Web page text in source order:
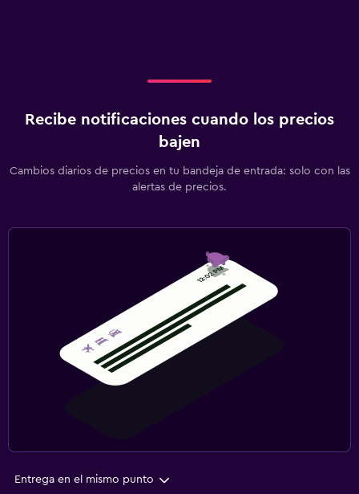
Recibe notificaciones cuando los precios
bajen
Cambios diarios de precios en tu bandeja de entrada: solo con las
alertas de precios.
Entrega en el mismo punto